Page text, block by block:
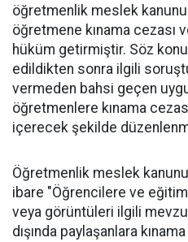
öğretmenlik meslek
öğretmene kınama cezası
hüküm getirmiştir. Söz
edildikten sonra ilgili
vermeden bahsi geçen
öğretmenlere kınama
içerecek şekilde
Öğretmenlik meslek
ibare "Öğrencilere ve
veya görüntüleri ilgili
dışında paylaşanlara